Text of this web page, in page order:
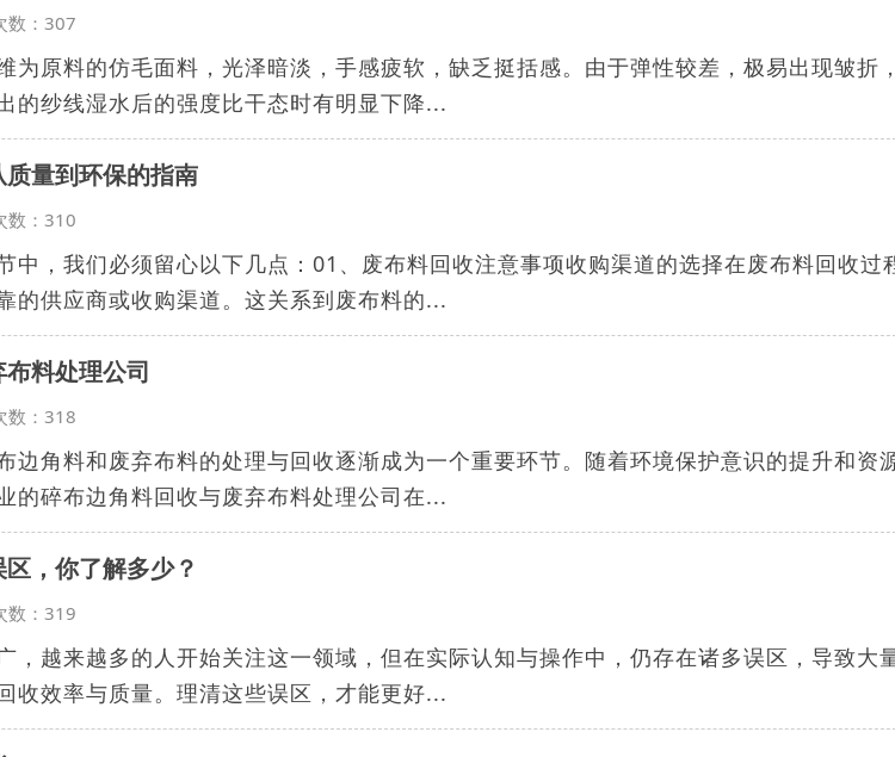
数：307
为原料的仿毛面料，光泽暗淡，手感疲软，缺乏挺括感。由于弹性较差，极易出现皱折
的纱线湿水后的强度比干态时有明显下降...
量到环保的指南
数：310
中，我们必须留心以下几点：01、废布料回收注意事项收购渠道的选择在废布料回收过
的供应商或收购渠道。这关系到废布料的...
料处理公司
数：318
边角料和废弃布料的处理与回收逐渐成为一个重要环节。随着环境保护意识的提升和资
的碎布边角料回收与废弃布料处理公司在...
，你了解多少？
数：319
，越来越多的人开始关注这一领域，但在实际认知与操作中，仍存在诸多误区，导致大
收效率与质量。理清这些误区，才能更好...